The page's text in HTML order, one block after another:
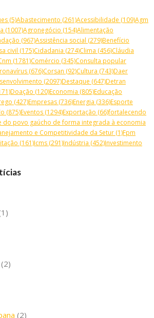
(5)Abastecimento (261)Acessibilidade (109)Agm
(1007)Agronegócio (154)Alimentação
(967)Assistência social (279)Benefício
civil (175)Cidadania (274)Clima (456)Cláudia
(1781)Comércio (345)Consulta popular
(676)Corsan (92)Cultura (743)Daer
(2097)Destaque (647)Detran
Doação (120)Economia (805)Educação
(427)Empresas (736)Energia (336)Esporte
(875)Eventos (1294)Exportação (66)fortalecendo
do povo gaúcho de forma integrada à economia
e Competitividade da Setur (1)Fpm
(161)Icms (291)Indústria (452)Investimento
(2)
(2)